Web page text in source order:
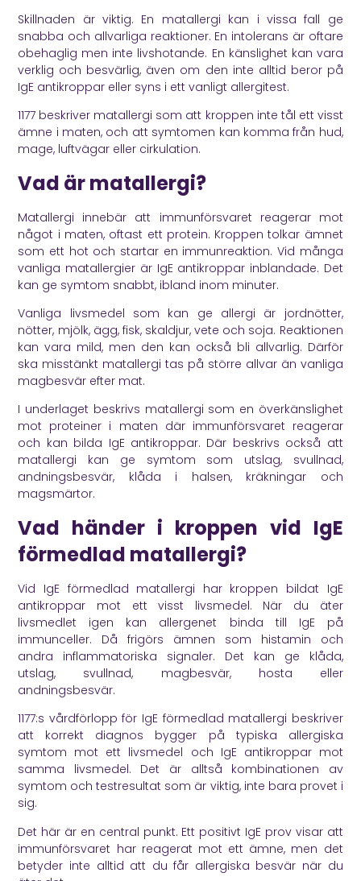
Skillnaden är viktig. En matallergi kan i vissa fall ge
snabba och allvarliga reaktioner. En intolerans är oftare
obehaglig men inte livshotande. En känslighet kan vara
verklig och besvärlig, även om den inte alltid beror på
IgE antikroppar eller syns i ett vanligt allergitest.
1177 beskriver matallergi som att kroppen inte tål ett visst
ämne i maten, och att symtomen kan komma från hud,
mage, luftvägar eller cirkulation.
Vad är matallergi?
Matallergi innebär att immunförsvaret reagerar mot
något i maten, oftast ett protein. Kroppen tolkar ämnet
som ett hot och startar en immunreaktion. Vid många
vanliga matallergier är IgE antikroppar inblandade. Det
kan ge symtom snabbt, ibland inom minuter.
Vanliga livsmedel som kan ge allergi är jordnötter,
nötter, mjölk, ägg, fisk, skaldjur, vete och soja. Reaktionen
kan vara mild, men den kan också bli allvarlig. Därför
ska misstänkt matallergi tas på större allvar än vanliga
magbesvär efter mat.
I underlaget beskrivs matallergi som en överkänslighet
mot proteiner i maten där immunförsvaret reagerar
och kan bilda IgE antikroppar. Där beskrivs också att
matallergi kan ge symtom som utslag, svullnad,
andningsbesvär, klåda i halsen, kräkningar och
magsmärtor.
Vad händer i kroppen vid IgE
förmedlad matallergi?
Vid IgE förmedlad matallergi har kroppen bildat IgE
antikroppar mot ett visst livsmedel. När du äter
livsmedlet igen kan allergenet binda till IgE på
immunceller. Då frigörs ämnen som histamin och
andra inflammatoriska signaler. Det kan ge klåda,
utslag, svullnad, magbesvär, hosta eller
andningsbesvär.
1177:s vårdförlopp för IgE förmedlad matallergi beskriver
att korrekt diagnos bygger på typiska allergiska
symtom mot ett livsmedel och IgE antikroppar mot
samma livsmedel. Det är alltså kombinationen av
symtom och testresultat som är viktig, inte bara provet i
sig.
Det här är en central punkt. Ett positivt IgE prov visar att
immunförsvaret har reagerat mot ett ämne, men det
betyder inte alltid att du får allergiska besvär när du